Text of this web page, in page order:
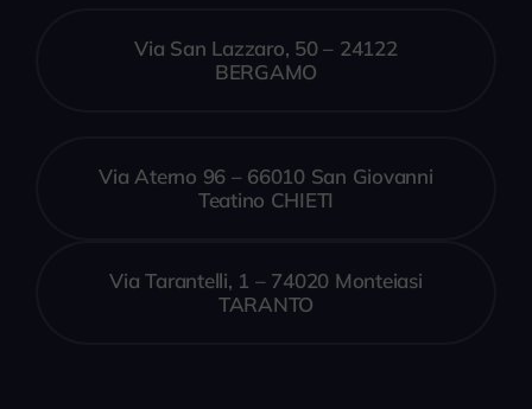
Via San Lazzaro, 50 – 24122
BERGAMO
Via Aterno 96 – 66010 San Giovanni
Teatino CHIETI
Via Tarantelli, 1 – 74020 Monteiasi
TARANTO